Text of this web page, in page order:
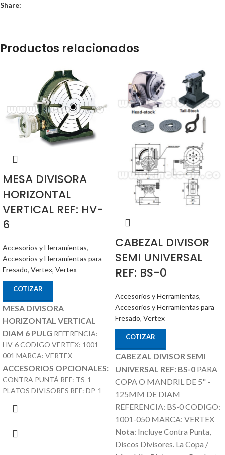
Share:
Productos relacionados
MESA DIVISORA
HORIZONTAL
VERTICAL REF: HV-
6
Accesorios y Herramientas,
Accesorios y Herramientas para
Fresado, Vertex, Vertex
COTIZAR
MESA DIVISORA
HORIZONTAL VERTICAL
DIAM 6 PULG REFERENCIA:
HV-6 CODIGO VERTEX: 1001-
001 MARCA: VERTEX
ACCESORIOS OPCIONALES:
CONTRA PUNTÁ REF: TS-1
PLATOS DIVISORES REF: DP-1
CABEZAL DIVISOR
SEMI UNIVERSAL
REF: BS-0
Accesorios y Herramientas,
Accesorios y Herramientas para
Fresado, Vertex
COTIZAR
CABEZAL DIVISOR SEMI
UNIVERSAL REF: BS-0 PARA
COPA O MANDRIL DE 5" -
125MM DE DIAM
REFERENCIA: BS-0 CODIGO:
1001-050 MARCA: VERTEX
Nota: Incluye Contra Punta,
Discos Divisores. La Copa /